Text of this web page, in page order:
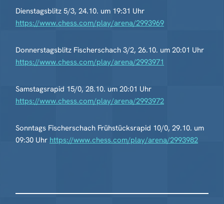
Dienstagsblitz 5/3, 24.10. um 19:31 Uhr
https://www.chess.com/play/arena/2993969
Donnerstagsblitz Fischerschach 3/2, 26.10. um 20:01 Uhr
https://www.chess.com/play/arena/2993971
Samstagsrapid 15/0, 28.10. um 20:01 Uhr
https://www.chess.com/play/arena/2993972
Sonntags Fischerschach Frühstücksrapid 10/0, 29.10. um
09:30 Uhr https://www.chess.com/play/arena/2993982